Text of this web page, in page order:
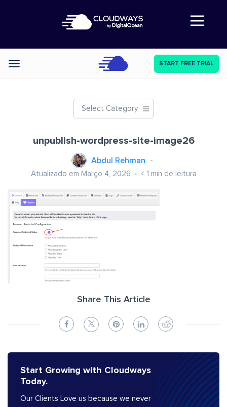
Abre a navegação
Categories START FREE TRIAL
Select Category
unpublish-wordpress-site-image26
Abdul Rehman
Atualizado em Março 4, 2026 < 1 min de leitura
Share This Article
Start Growing with Cloudways
Today.
Our Clients Love us because we never